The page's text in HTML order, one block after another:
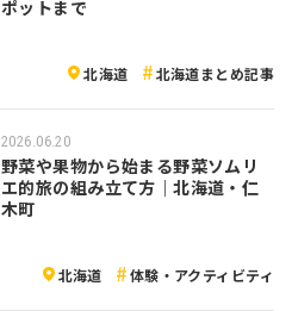
ポットまで
北海道 北海道まとめ記事
2026.06.20
野菜や果物から始まる野菜ソムリ
エ的旅の組み立て方｜北海道・仁
木町
北海道 体験・アクティビティ